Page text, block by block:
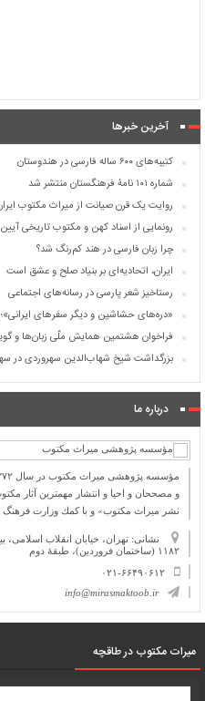
آخرین خبرها
کتیبه‌های ۶۰۰ ساله فارسی در هندوستان
شماره ۱۰۱ نامۀ فرهنگستان منتشر شد
روایت یک قرن صیانت از میراث مکتوب
رونمایی از اسناد کهن و مکتوب تاریخی
چرا زبان فارسی در هند کم‌رنگ شد؟
ایران، اتحادیه‌ای بر بنیاد صلح و عشق است
رستاخیز شعر پارسی در رسانه‌های اجتماعی
«دره‌های حشاشین و دیگر سفرهای ایرانی»؛
فراخوان هشتمین همایش ملّی زبان‌ها و
بزرگداشت شیخ شهاب‌الدین سهروردی در
درباره ما
و مصححان و احیا و انتشار مهمترین آثار
نشر میراث مكتوب» و با كمك وزارت فرهنگ
نشانی: تهران، خیابان انقلاب اسلامی،
۱۱۸۲ (ساختمان فروردین)، طبقۀ دوم
۰۲۱-۶۶۴۹۰۶۱۲
info@mirasmaktoob.ir
میرات مکتوب در طاقچه